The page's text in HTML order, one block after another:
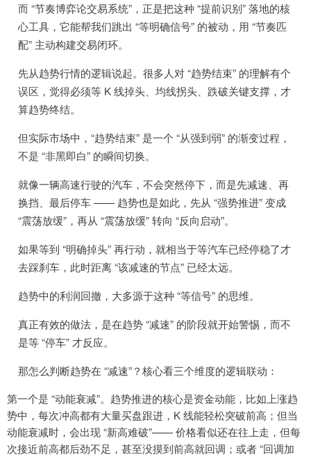
而 “节奏博弈论交易系统”，正是把这种 “提前识别” 落地的核
心工具，它能帮我们跳出 “等明确信号” 的被动，用 “节奏匹
配” 主动构建交易闭环。
先从趋势行情的逻辑说起。很多人对 “趋势结束” 的理解有个
误区，觉得必须等 K 线掉头、均线拐头、跌破关键支撑，才
算趋势终结。
但实际市场中，“趋势结束” 是一个 “从强到弱” 的渐变过程，
不是 “非黑即白” 的瞬间切换。
就像一辆高速行驶的汽车，不会突然停下，而是先减速、再
换挡、最后停车 —— 趋势也是如此，先从 “强势推进” 变成
“震荡放缓”，再从 “震荡放缓” 转向 “反向启动”。
如果等到 “明确掉头” 再行动，就相当于等汽车已经停稳了才
去踩刹车，此时距离 “该减速的节点” 已经太远。
趋势中的利润回撤，大多源于这种 “等信号” 的思维。
真正有效的做法，是在趋势 “减速” 的阶段就开始警惕，而不
是等 “停车” 才反应。
那怎么判断趋势在 “减速”？核心看三个维度的逻辑联动：
第一个是 “动能衰减”。趋势推进的核心是资金动能，比如上涨趋
势中，每次冲高都有大量买盘跟进，K 线能轻松突破前高；但当
动能衰减时，会出现 “新高难破”—— 价格看似还在往上走，但每
次接近前高都后劲不足，甚至没摸到前高就回调；或者 “回调加